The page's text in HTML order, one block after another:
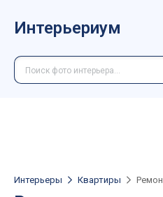
Интерьериум
Интерьеры Квартиры